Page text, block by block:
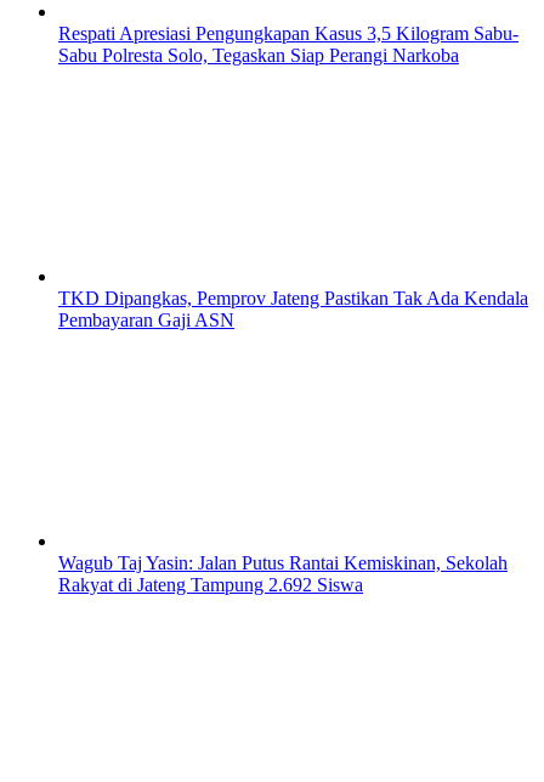
Respati Apresiasi Pengungkapan Kasus 3,5 Kilogram Sabu-
Sabu Polresta Solo, Tegaskan Siap Perangi Narkoba
TKD Dipangkas, Pemprov Jateng Pastikan Tak Ada Kendala
Pembayaran Gaji ASN
Wagub Taj Yasin: Jalan Putus Rantai Kemiskinan, Sekolah
Rakyat di Jateng Tampung 2.692 Siswa